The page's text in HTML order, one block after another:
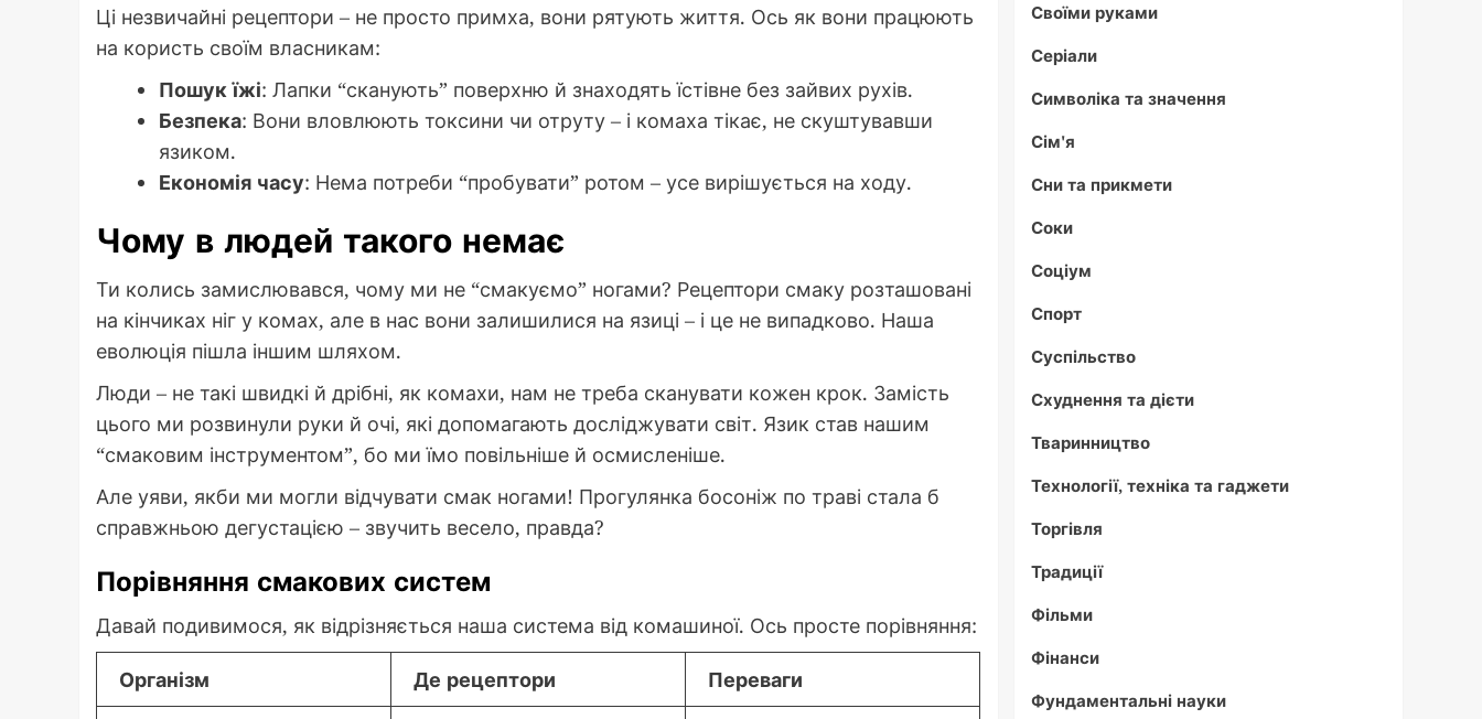
Ці незвичайні рецептори – не просто примха, вони рятують життя. Ось як вони працюють
на користь своїм власникам:
Пошук їжі: Лапки “сканують” поверхню й знаходять їстівне без зайвих рухів.
Безпека: Вони вловлюють токсини чи отруту – і комаха тікає, не скуштувавши
язиком.
Економія часу: Нема потреби “пробувати” ротом – усе вирішується на ходу.
Чому в людей такого немає
Ти колись замислювався, чому ми не “смакуємо” ногами? Рецептори смаку розташовані
на кінчиках ніг у комах, але в нас вони залишилися на язиці – і це не випадково. Наша
еволюція пішла іншим шляхом.
Люди – не такі швидкі й дрібні, як комахи, нам не треба сканувати кожен крок. Замість
цього ми розвинули руки й очі, які допомагають досліджувати світ. Язик став нашим
“смаковим інструментом”, бо ми їмо повільніше й осмисленіше.
Але уяви, якби ми могли відчувати смак ногами! Прогулянка босоніж по траві стала б
справжньою дегустацією – звучить весело, правда?
Порівняння смакових систем
Давай подивимося, як відрізняється наша система від комашиної. Ось просте порівняння:
Організм Де рецептори Переваги
Своїми руками
Серіали
Символіка та значення
Сім'я
Сни та прикмети
Соки
Соціум
Спорт
Суспільство
Схуднення та дієти
Тваринництво
Технології, техніка та гаджети
Торгівля
Традиції
Фільми
Фінанси
Фундаментальні науки